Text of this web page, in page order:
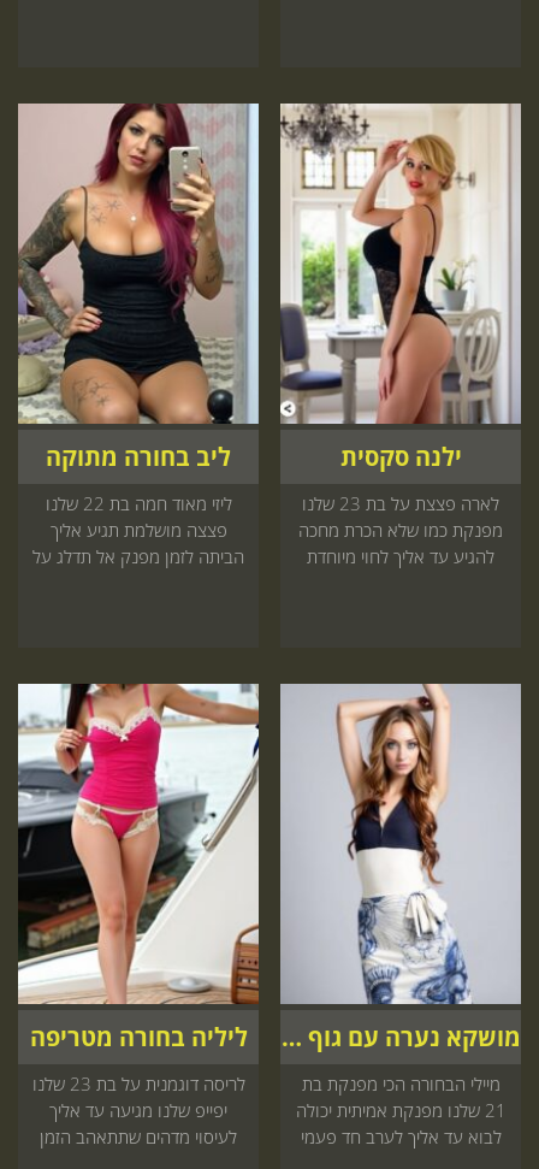
ילנה סקסית
לארה פצצת על בת 23 שלנו
מפנקת כמו שלא הכרת מחכה
להגיע עד אליך לחוי מיוחדת
ליב בחורה מתוקה
ליזי מאוד חמה בת 22 שלנו
פצצה מושלמת תגיע אליך
הביתה לזמן מפנק אל תדלג על
מושקא נערה עם גוף מטריף
מיילי הבחורה הכי מפנקת בת
21 שלנו מפנקת אמיתית יכולה
לבוא עד אליך לערב חד פעמי
ליליה בחורה מטריפה
לריסה דוגמנית על בת 23 שלנו
יפייפ שלנו מגיעה עד אליך
לעיסוי מדהים שתתאהב הזמן